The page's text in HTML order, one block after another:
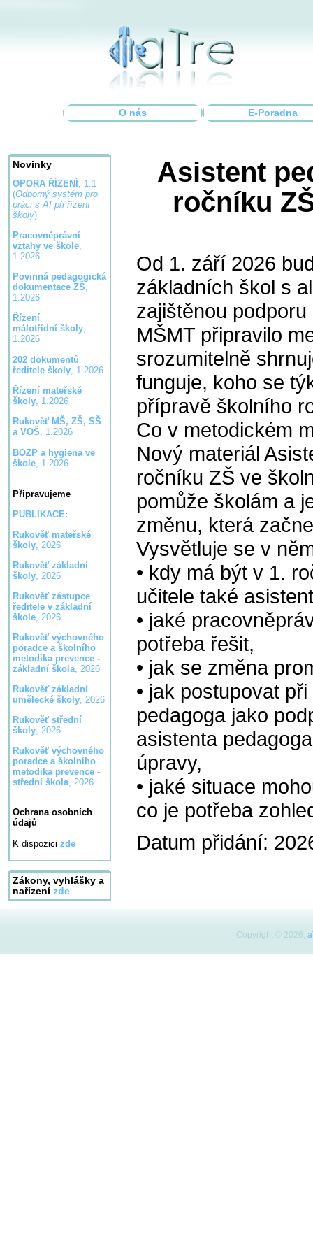
O nás E-Poradna
Novinky
OPORA ŘÍZENÍ , 1.1
(Odborný systém pro
práci s AI při řízení
školy)
Pracovněprávní
vztahy ve škole,
1.2026
Povinná pedagogická
dokumentace ZŠ,
1.2026
Řízení
málotřídní školy,
1.2026
202 dokumentů
ředitele školy, 1.2026
Řízení mateřské
školy, 1.2026
Rukověť MŠ, ZŠ, SŠ
a VOŠ, 1.2026
BOZP a hygiena ve
škole, 1.2026
Připravujeme
PUBLIKACE:
Rukověť mateřské
školy, 2026
Rukověť základní
školy, 2026
Rukověť zástupce
ředitele v základní
škole, 2026
Rukověť výchovného
poradce a školního
metodika prevence -
základní škola, 2026
Rukověť základní
umělecké školy, 2026
Rukověť střední
školy, 2026
Rukověť výchovného
poradce a školního
metodika prevence -
střední škola, 2026
Ochrana osobních
údajů
K dispozici zde
Zákony, vyhlášky a
nařízení zde
Asistent
ročníku
Od 1. září 2026
základních škol s
zajištěnou
MŠMT připravilo
srozumitelně
funguje, koho se
přípravě školního
Co v metodickém
Nový materiál
ročníku ZŠ ve
pomůže školám a
změnu, která
Vysvětluje se v
• kdy má být v 1.
učitele také
• jaké
potřeba řešit,
• jak se změna
• jak postupovat
pedagoga jako
asistenta
úpravy,
• jaké situace
co je potřeba
Datum přidání:
Copyright © 2026,